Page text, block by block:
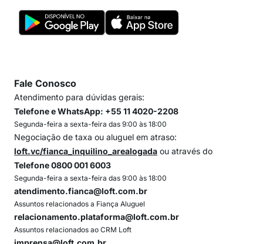
Fale Conosco
Atendimento para dúvidas gerais:
Telefone e WhatsApp: +55 11 4020-2208
Segunda-feira a sexta-feira das 9:00 às 18:00
Negociação de taxa ou aluguel em atraso:
loft.vc/fianca_inquilino_arealogada ou através do
Telefone 0800 001 6003
Segunda-feira a sexta-feira das 9:00 às 18:00
atendimento.fianca@loft.com.br
Assuntos relacionados a Fiança Aluguel
relacionamento.plataforma@loft.com.br
Assuntos relacionados ao CRM Loft